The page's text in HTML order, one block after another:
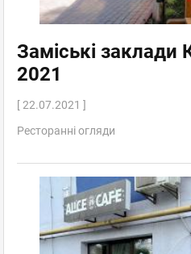
Заміські заклади
2021
[ 22.07.2021 ]
Ресторанні огляди